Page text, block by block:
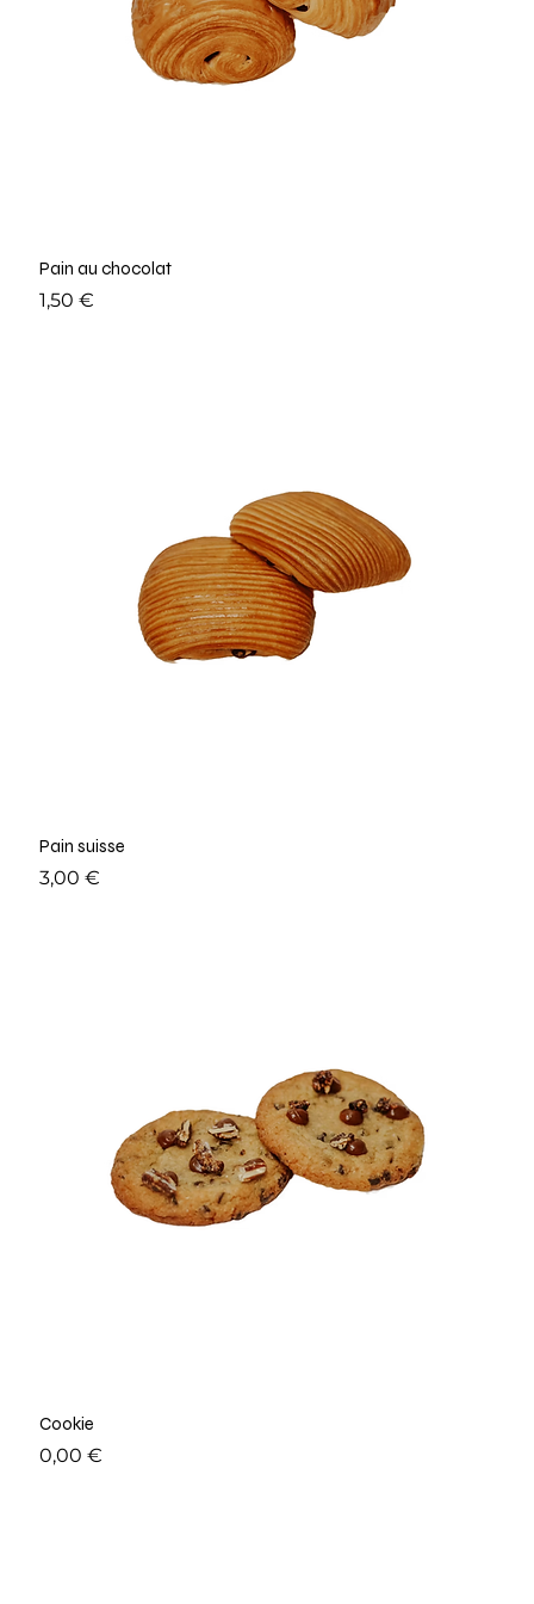
Pain au chocolat
Prix
1,50 €
Pain suisse
Prix
3,00 €
Cookie
Prix
0,00 €